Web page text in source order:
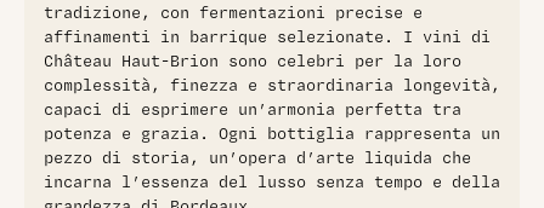
tradizione, con fermentazioni precise e
affinamenti in barrique selezionate. I vini di
Château Haut-Brion sono celebri per la loro
complessità, finezza e straordinaria longevità,
capaci di esprimere un’armonia perfetta tra
potenza e grazia. Ogni bottiglia rappresenta un
pezzo di storia, un’opera d’arte liquida che
incarna l’essenza del lusso senza tempo e della